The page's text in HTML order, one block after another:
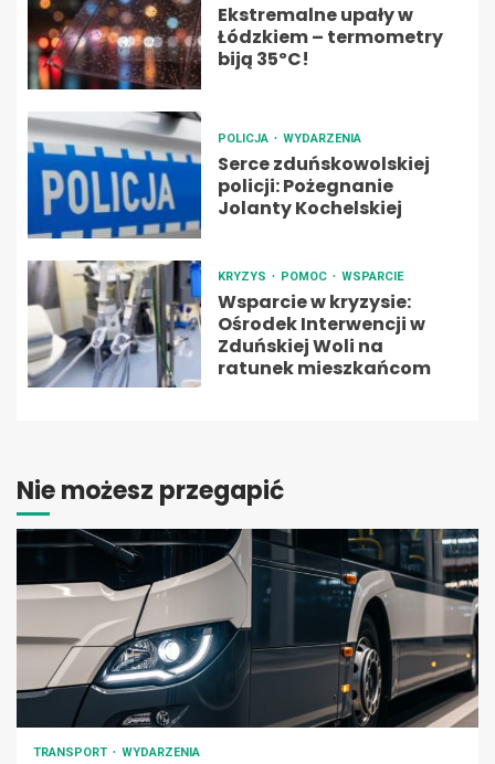
Ekstremalne upały w
Łódzkiem – termometry
biją 35ºC!
POLICJA WYDARZENIA
Serce zduńskowolskiej
policji: Pożegnanie
Jolanty Kochelskiej
KRYZYS POMOC WSPARCIE
Wsparcie w kryzysie:
Ośrodek Interwencji w
Zduńskiej Woli na
ratunek mieszkańcom
Nie możesz przegapić
TRANSPORT WYDARZENIA